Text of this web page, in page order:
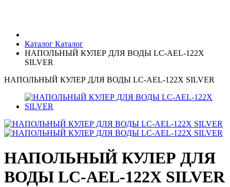
Каталог Каталог
НАПОЛЬНЫЙ КУЛЕР ДЛЯ ВОДЫ LC-AEL-122X
SILVER
НАПОЛЬНЫЙ КУЛЕР ДЛЯ ВОДЫ LC-AEL-122X SILVER
НАПОЛЬНЫЙ КУЛЕР ДЛЯ
ВОДЫ LC-AEL-122X SILVER